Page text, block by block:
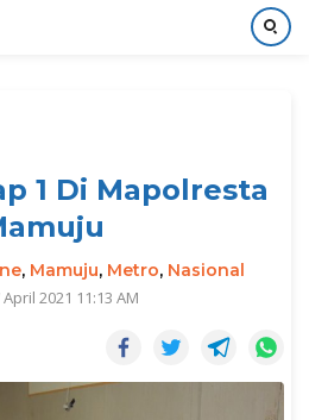
1 Di Mapolresta
, Mamuju, Metro, Nasional
2021 11:13 AM